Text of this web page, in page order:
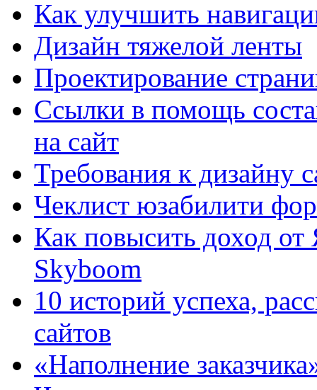
Как улучшить
Дизайн тяжелой ленты
Проектирование
Ссылки в помощь
на сайт
Требования к дизайну
Чеклист юзабилити
Как повысить доход
Skyboom
10 историй успеха,
сайтов
«Наполнение